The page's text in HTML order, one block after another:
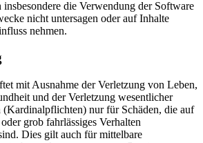
die Verwendung der Software
nicht untersagen oder auf Inhalte
nehmen.
mit Ausnahme der Verletzung von Leben,
und der Verletzung wesentlicher
(Kardinalpflichten) nur für Schäden, die auf
grob fahrlässiges Verhalten
Dies gilt auch für mittelbare